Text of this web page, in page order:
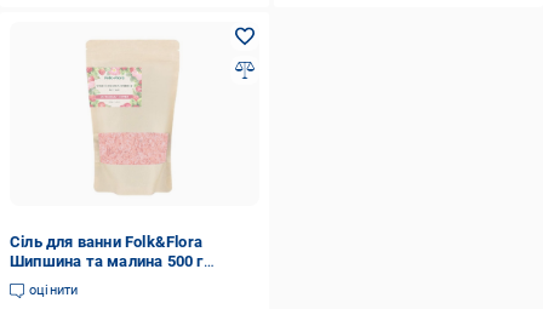
Сіль для ванни Folk&Flora
Шипшина та малина 500 г
(4751030835068)
оцінити